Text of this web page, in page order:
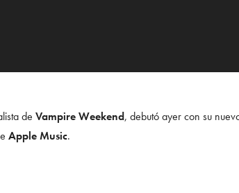
de Vampire Weekend, debutó ayer con su
Apple Music.